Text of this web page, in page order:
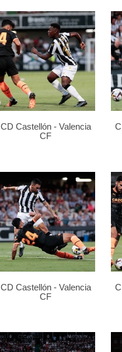
CD Castellón - Valencia
CF
CD Castellón - Valencia
CF